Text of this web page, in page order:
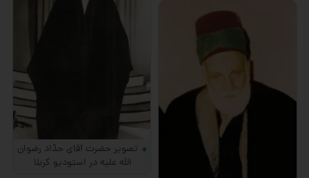
تصویر حضرت آقای حدّاد رضوان
اللَه علیه در استودیو كربلا